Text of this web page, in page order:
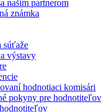
našim partnerom
známka
súťaže
výstavy
hodnotiaci komisári
pokyny pre hodnotiteľov